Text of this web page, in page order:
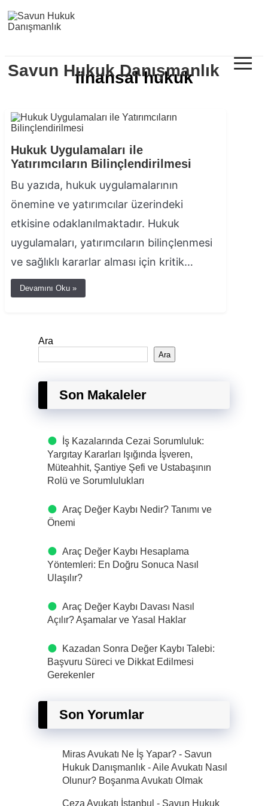
Savun Hukuk Danışmanlık ≡
finansal hukuk
Hukuk Uygulamaları ile
Yatırımcıların Bilinçlendirilmesi
Bu yazıda, hukuk uygulamalarının
önemine ve yatırımcılar üzerindeki
etkisine odaklanılmaktadır. Hukuk
uygulamaları, yatırımcıların bilinçlenmesi
ve sağlıklı kararlar alması için kritik…
Devamını Oku »
Ara
Ara
Son Makaleler
İş Kazalarında Cezai Sorumluluk:
Yargıtay Kararları Işığında İşveren,
Müteahhit, Şantiye Şefi ve Ustabaşının
Rolü ve Sorumlulukları
Araç Değer Kaybı Nedir? Tanımı ve
Önemi
Araç Değer Kaybı Hesaplama
Yöntemleri: En Doğru Sonuca Nasıl
Ulaşılır?
Araç Değer Kaybı Davası Nasıl
Açılır? Aşamalar ve Yasal Haklar
Kazadan Sonra Değer Kaybı Talebi:
Başvuru Süreci ve Dikkat Edilmesi
Gerekenler
Son Yorumlar
Miras Avukatı Ne İş Yapar? - Savun
Hukuk Danışmanlık -Aile Avukatı Nasıl
Olunur? Boşanma Avukatı Olmak
Ceza Avukatı İstanbul - Savun Hukuk